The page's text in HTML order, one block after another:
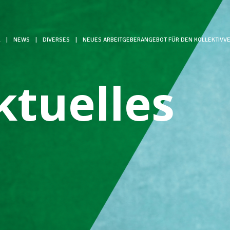
NEWS DIVERSES NEUES ARBEITGEBERANGEBOT FÜR DEN